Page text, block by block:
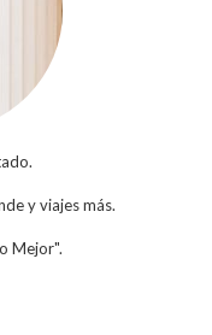
y viajes más.
Mejor".